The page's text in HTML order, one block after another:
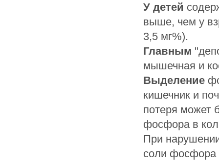
У детей
выше, чем у
3,5 мг%).
Главным
мышечная и
Выделение
кишечник и
потеря может
фосфора в
При
соли фосфора